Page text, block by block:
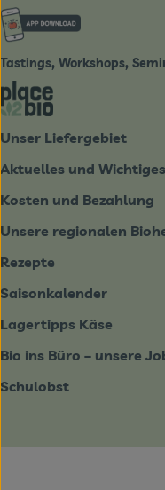
Externer
Tastings, Workshops,
Externer Link zu
Unser Liefergebiet
Aktuelles und Wichtiges
Kosten und Bezahlung
Unsere regionalen
Rezepte
Saisonkalender
Lagertipps Käse
Bio ins Büro – unsere
Schulobst